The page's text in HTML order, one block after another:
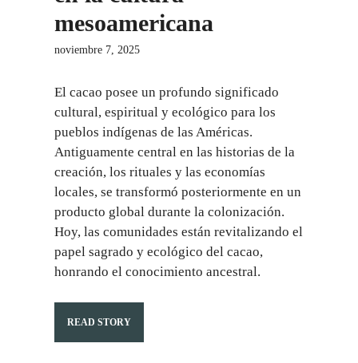
mesoamericana
noviembre 7, 2025
El cacao posee un profundo significado
cultural, espiritual y ecológico para los
pueblos indígenas de las Américas.
Antiguamente central en las historias de la
creación, los rituales y las economías
locales, se transformó posteriormente en un
producto global durante la colonización.
Hoy, las comunidades están revitalizando el
papel sagrado y ecológico del cacao,
honrando el conocimiento ancestral.
READ STORY